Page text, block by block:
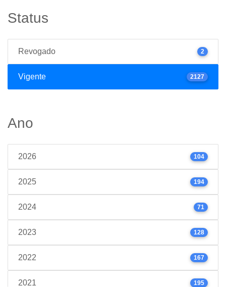
Status
Revogado 2
Vigente 2127
Ano
2026 104
2025 194
2024 71
2023 128
2022 167
2021 195